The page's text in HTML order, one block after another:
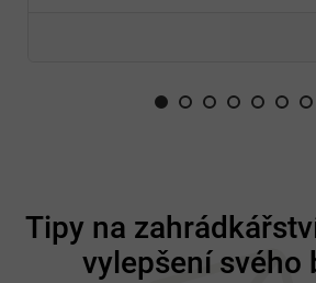
Tipy na
vylepšení svého